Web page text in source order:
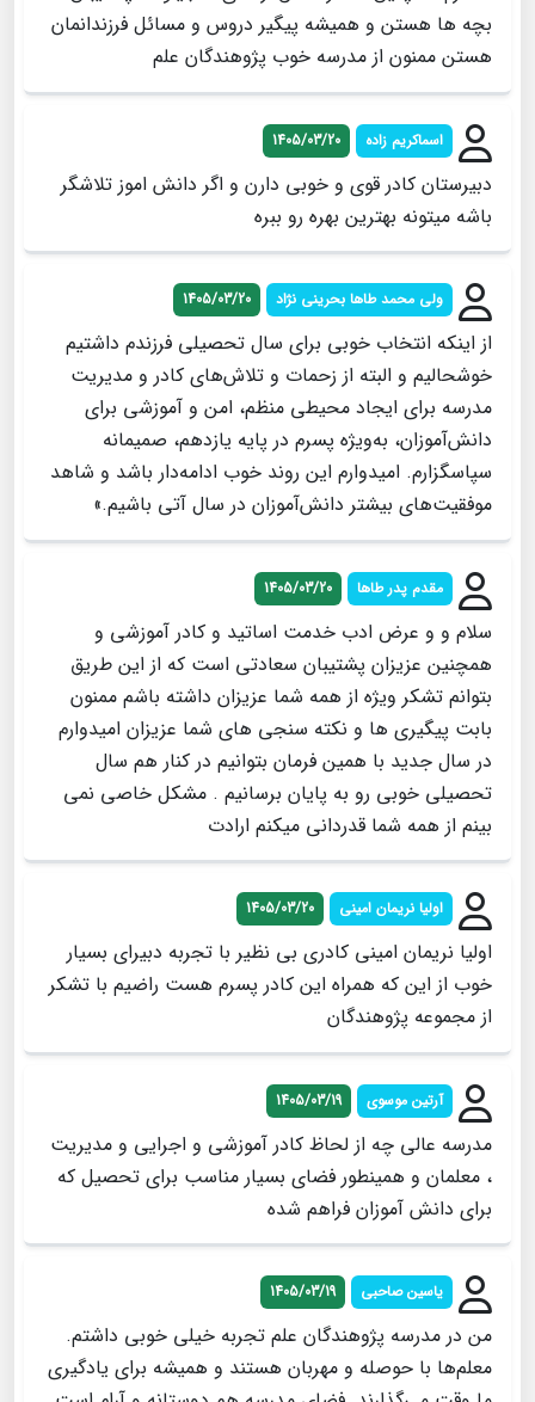
بچه ها هستن و همیشه پیگیر دروس و مسائل فرزندانمان
هستن ممنون از مدرسه خوب پژوهندگان علم
اسماکریم زاده 1405/03/20
دبیرستان کادر قوی و خوبی دارن و اگر دانش اموز تلاشگر
باشه میتونه بهترین بهره رو ببره
ولی محمد طاها بحرینی نژاد 1405/03/20
از اینکه انتخاب خوبی برای سال تحصیلی فرزندم داشتیم
خوشحالیم و البته از زحمات و تلاش‌های کادر و مدیریت
مدرسه برای ایجاد محیطی منظم، امن و آموزشی برای
دانش‌آموزان، به‌ویژه پسرم در پایه یازدهم، صمیمانه
سپاسگزارم. امیدوارم این روند خوب ادامه‌دار باشد و شاهد
موفقیت‌های بیشتر دانش‌آموزان در سال آتی باشیم.»
مقدم پدر طاها 1405/03/20
سلام و و عرض ادب خدمت اساتید و کادر آموزشی و
همچنین عزیزان پشتیبان سعادتی است که از این طریق
بتوانم تشکر ویژه از همه شما عزیزان داشته باشم ممنون
بابت پیگیری ها و نکته سنجی های شما عزیزان امیدوارم
در سال جدید با همین فرمان بتوانیم در کنار هم سال
تحصیلی خوبی رو به پایان برسانیم . مشکل خاصی نمی
بینم از همه شما قدردانی میکنم ارادت
اولیا نریمان امینی 1405/03/20
اولیا نریمان امینی کادری بی نظیر با تجربه دبیرای بسیار
خوب از این که همراه این کادر پسرم هست راضیم با تشکر
از مجموعه پژوهندگان
آرتین موسوی 1405/03/19
مدرسه عالی چه از لحاظ کادر آموزشی و اجرایی و مدیریت
، معلمان و همینطور فضای بسیار مناسب برای تحصیل که
برای دانش آموزان فراهم شده
یاسین صاحبی 1405/03/19
من در مدرسه پژوهندگان علم تجربه خیلی خوبی داشتم.
معلم‌ها با حوصله و مهربان هستند و همیشه برای یادگیری